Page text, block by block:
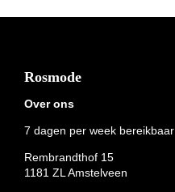
Footer
Rosmode
Over ons
7 dagen per week bereikbaar
Rembrandthof 15
1181 ZL Amstelveen